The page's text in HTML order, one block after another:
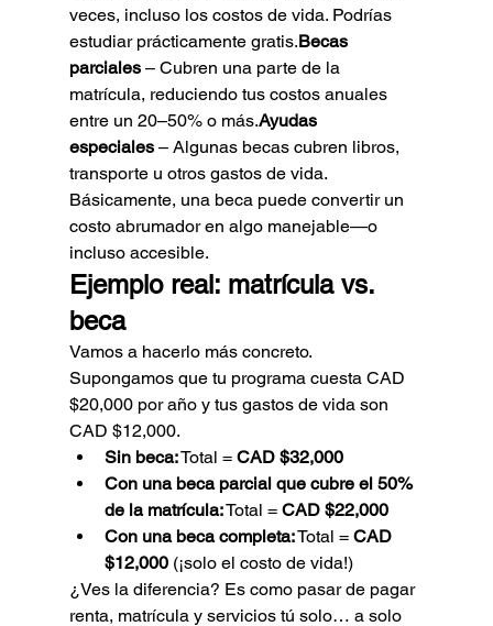
veces, incluso los costos de vida. Podrías
estudiar prácticamente gratis.Becas
parciales – Cubren una parte de la
matrícula, reduciendo tus costos anuales
entre un 20–50% o más.Ayudas
especiales – Algunas becas cubren libros,
transporte u otros gastos de vida.
Básicamente, una beca puede convertir un
costo abrumador en algo manejable—o
incluso accesible.
Ejemplo real: matrícula vs.
beca
Vamos a hacerlo más concreto.
Supongamos que tu programa cuesta CAD
$20,000 por año y tus gastos de vida son
CAD $12,000.
Sin beca: Total = CAD $32,000
Con una beca parcial que cubre el 50%
de la matrícula: Total = CAD $22,000
Con una beca completa: Total = CAD
$12,000 (¡solo el costo de vida!)
¿Ves la diferencia? Es como pasar de pagar
renta, matrícula y servicios tú solo… a solo